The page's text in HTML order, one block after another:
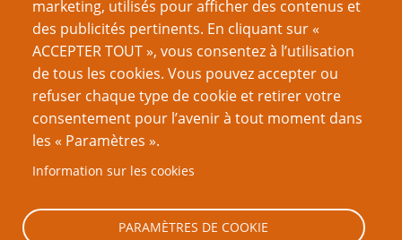
marketing, utilisés pour afficher des contenus et
des publicités pertinents. En cliquant sur «
ACCEPTER TOUT », vous consentez à l’utilisation
de tous les cookies. Vous pouvez accepter ou
refuser chaque type de cookie et retirer votre
consentement pour l’avenir à tout moment dans
les « Paramètres ».
Information sur les cookies
PARAMÈTRES DE COOKIE
VOUS AIMEREZ AUSSI
Dossier Mausritter
Manifeste pour la table ouverte 2 : De quoi une table
ouverte a-t-elle besoin ?
Le Sophisme de la campagne